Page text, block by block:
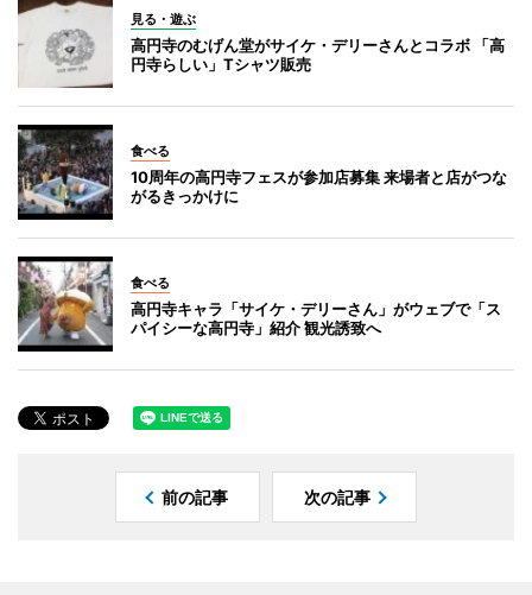
見る・遊ぶ
高円寺のむげん堂がサイケ・デリーさんとコラボ 「高
円寺らしい」Tシャツ販売
食べる
10周年の高円寺フェスが参加店募集 来場者と店がつな
がるきっかけに
食べる
高円寺キャラ「サイケ・デリーさん」がウェブで「ス
パイシーな高円寺」紹介 観光誘致へ
前の記事 次の記事